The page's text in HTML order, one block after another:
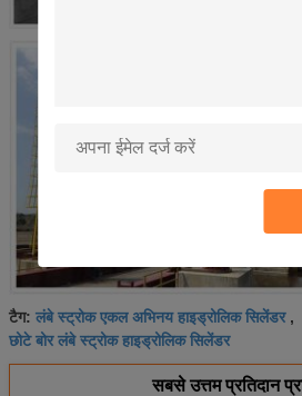
टैग: लंबे स्ट्रोक एकल अभिनय हाइड्रोलिक सिलेंडर,
छोटे बोर लंबे स्ट्रोक हाइड्रोलिक सिलेंडर
सबसे उत्तम प्रतिदान